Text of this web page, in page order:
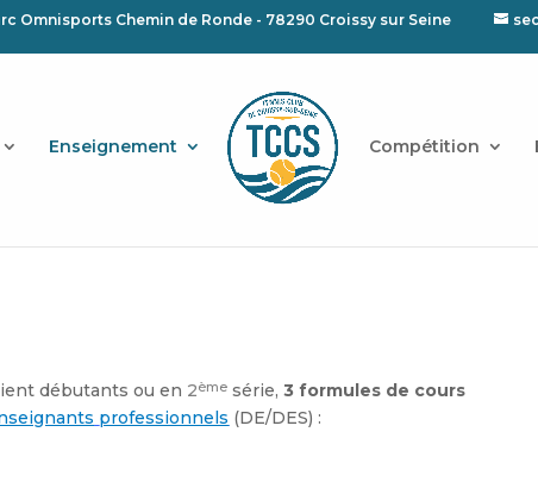
Omnisports Chemin de Ronde - 78290 Croissy sur Seine
Enseignement Compétition
débutants ou en 2ème série,3 formules de cours
professionnels (DE/DES) :